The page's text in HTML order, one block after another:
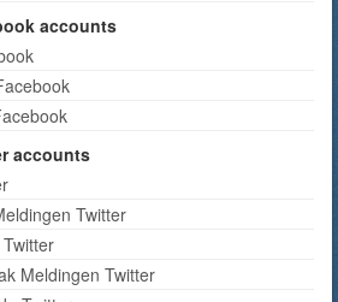
accounts
accounts
Twitter
Meldingen Twitter